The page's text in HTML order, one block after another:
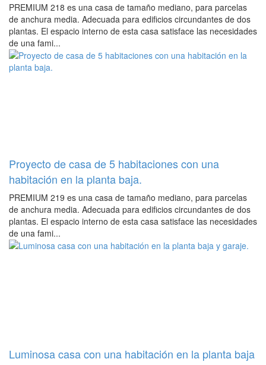
PREMIUM 218 es una casa de tamaño mediano, para parcelas
de anchura media. Adecuada para edificios circundantes de dos
plantas. El espacio interno de esta casa satisface las necesidades
de una fami...
Proyecto de casa de 5 habitaciones con una
habitación en la planta baja.
PREMIUM 219 es una casa de tamaño mediano, para parcelas
de anchura media. Adecuada para edificios circundantes de dos
plantas. El espacio interno de esta casa satisface las necesidades
de una fami...
Luminosa casa con una habitación en la planta baja